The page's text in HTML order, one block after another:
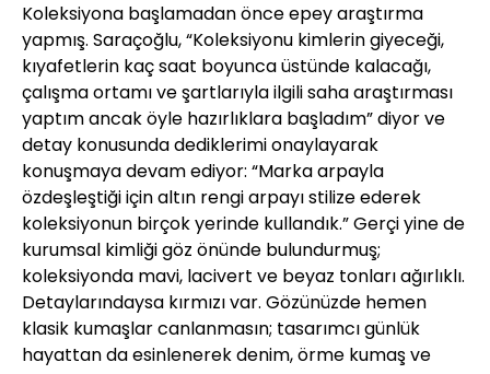
Koleksiyona başlamadan önce epey araştırma
yapmış. Saraçoğlu, “Koleksiyonu kimlerin giyeceği,
kıyafetlerin kaç saat boyunca üstünde kalacağı,
çalışma ortamı ve şartlarıyla ilgili saha araştırması
yaptım ancak öyle hazırlıklara başladım” diyor ve
detay konusunda dediklerimi onaylayarak
konuşmaya devam ediyor: “Marka arpayla
özdeşleştiği için altın rengi arpayı stilize ederek
koleksiyonun birçok yerinde kullandık.” Gerçi yine de
kurumsal kimliği göz önünde bulundurmuş;
koleksiyonda mavi, lacivert ve beyaz tonları ağırlıklı.
Detaylarındaysa kırmızı var. Gözünüzde hemen
klasik kumaşlar canlanmasın; tasarımcı günlük
hayattan da esinlenerek denim, örme kumaş ve